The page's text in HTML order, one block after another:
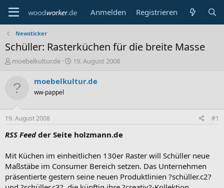
Anmelden Registrieren
Newsticker
Schüller: Rasterküchen für die breite Masse
E
t
e
r
moebelkultur.de
E
s
a
19. August 2008
moebelkultur.de
ww-pappel
19. August 2008 #1
RSS Feedder Seite holzmann.de
Mit Küchen im einheitlichen 130er Raster will Schüller neue
Maßstäbe im Consumer Bereich setzen. Das Unternehmen
präsentierte gestern seine neuen Produktlinien ?schüller.c2?